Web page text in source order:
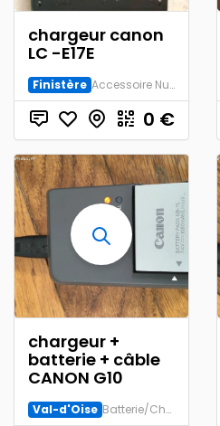
chargeur canon
LC -E17E
Finistère Accessoire Numérique
0 €
chargeur +
batterie + câble
CANON G10
Val-d'Oise Batterie/Chargeur